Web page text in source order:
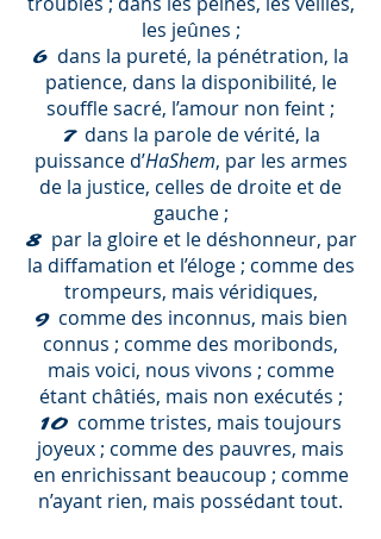
les jeûnes ;
6 dans la pureté, la pénétration, la
patience, dans la disponibilité, le
souffle sacré, l’amour non feint ;
7 dans la parole de vérité, la
puissance d’HaShem, par les armes
de la justice, celles de droite et de
gauche ;
8 par la gloire et le déshonneur, par
la diffamation et l’éloge ; comme des
trompeurs, mais véridiques,
9 comme des inconnus, mais bien
connus ; comme des moribonds,
mais voici, nous vivons ; comme
étant châtiés, mais non exécutés ;
10 comme tristes, mais toujours
joyeux ; comme des pauvres, mais
en enrichissant beaucoup ; comme
n’ayant rien, mais possédant tout.